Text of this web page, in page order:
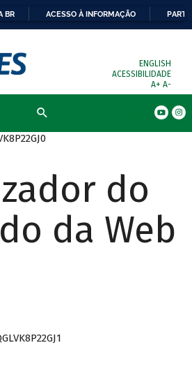
BR ACESSO À INFORMAÇÃO
ENGLISH
ACESSIBILIDADE
A+ A-
do
da Web